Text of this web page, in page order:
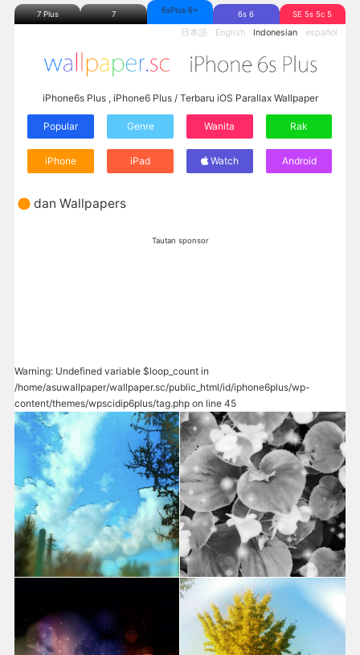
7 Plus 7 6sPlus 6+ 6s 6 SE 5s 5c 5
日本語 English Indonesian español
iPhone6s Plus , iPhone6 Plus / Terbaru iOS Parallax Wallpaper
Popular Genre Wanita Rak
iPhone iPad Watch Android
dan Wallpapers
Tautan sponsor
Warning: Undefined variable $loop_count in
/home/asuwallpaper/wallpaper.sc/public_html/id/iphone6plus/wp-
content/themes/wpscidip6plus/tag.php on line 45